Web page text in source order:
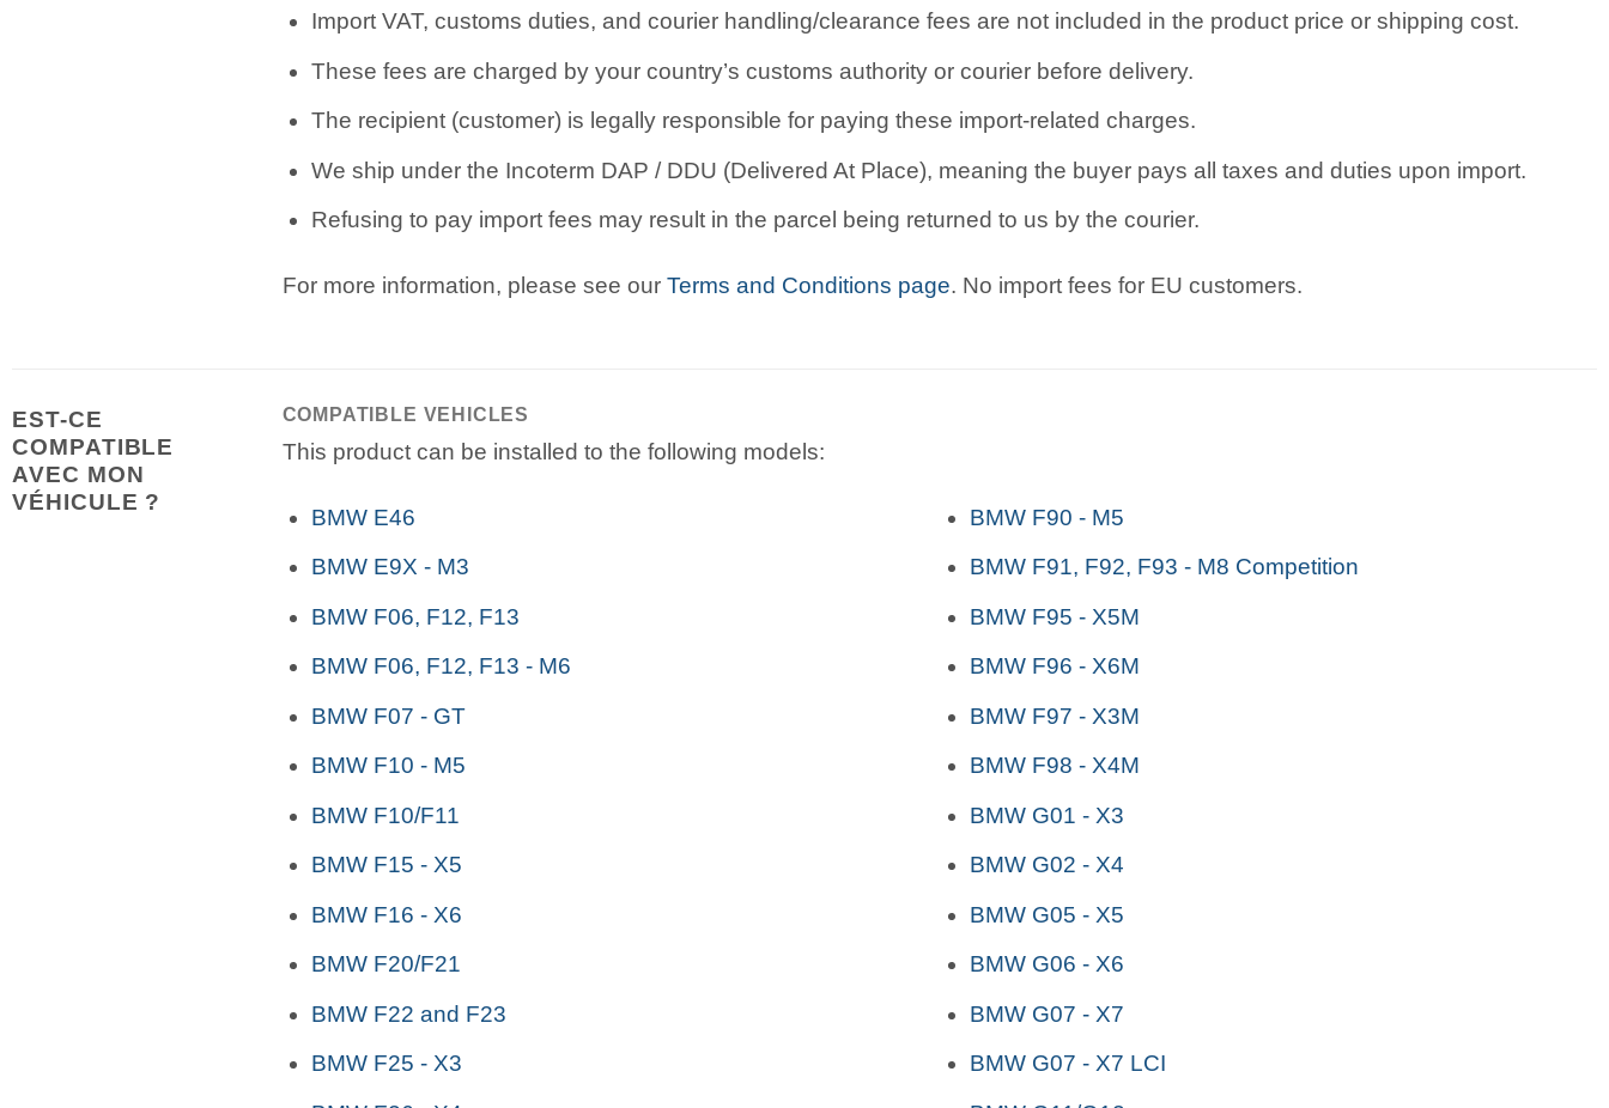
Import VAT, customs duties, and courier handling/clearance fees are not included in the product price or shipping cost.
These fees are charged by your country’s customs authority or courier before delivery.
The recipient (customer) is legally responsible for paying these import-related charges.
We ship under the Incoterm DAP / DDU (Delivered At Place), meaning the buyer pays all taxes and duties upon import.
Refusing to pay import fees may result in the parcel being returned to us by the courier.
For more information, please see our Terms and Conditions page. No import fees for EU customers.
EST-CE
COMPATIBLE
AVEC MON
VÉHICULE ?
COMPATIBLE VEHICLES
This product can be installed to the following models:
BMW E46
BMW E9X - M3
BMW F06, F12, F13
BMW F06, F12, F13 - M6
BMW F07 - GT
BMW F10 - M5
BMW F10/F11
BMW F15 - X5
BMW F16 - X6
BMW F20/F21
BMW F22 and F23
BMW F25 - X3
BMW F90 - M5
BMW F91, F92, F93 - M8 Competition
BMW F95 - X5M
BMW F96 - X6M
BMW F97 - X3M
BMW F98 - X4M
BMW G01 - X3
BMW G02 - X4
BMW G05 - X5
BMW G06 - X6
BMW G07 - X7
BMW G07 - X7 LCI